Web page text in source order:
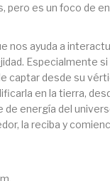
pero es un foco de
nos ayuda a
Especialmente
captar desde su
en la tierra,
de energía del
la reciba y